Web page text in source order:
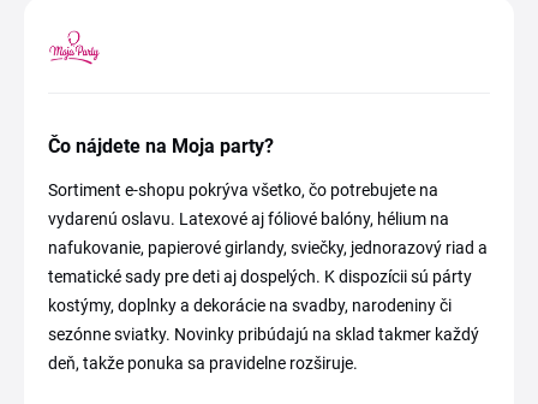
Čo nájdete na Moja party?
Sortiment e-shopu pokrýva všetko, čo potrebujete na
vydarenú oslavu. Latexové aj fóliové balóny, hélium na
nafukovanie, papierové girlandy, sviečky, jednorazový riad a
tematické sady pre deti aj dospelých. K dispozícii sú párty
kostýmy, doplnky a dekorácie na svadby, narodeniny či
sezónne sviatky. Novinky pribúdajú na sklad takmer každý
deň, takže ponuka sa pravidelne rozširuje.